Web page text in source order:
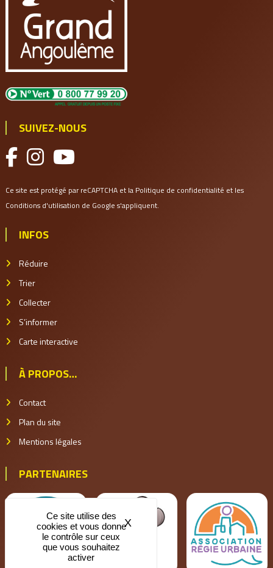
SUIVEZ-NOUS
Ce site est protégé par reCAPTCHA et la Politique de confidentialité et les
Conditions d'utilisation de Google s'appliquent.
INFOS
Réduire
Trier
Collecter
S’informer
Carte interactive
À PROPOS…
Contact
Plan du site
Mentions légales
PARTENAIRES
Ce site utilise des
cookies et vous donne
le contrôle sur ceux
que vous souhaitez
activer
X Masquer le bandeau des